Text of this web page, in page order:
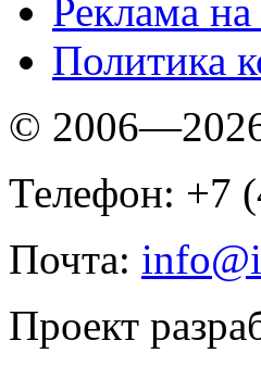
Реклама на
Политика
©
Телефон: +7
Почта:
Проект